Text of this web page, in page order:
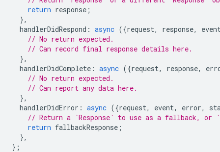
return response ;
},
handlerDidRespond : async ({request, response,
// No return expected.
// Can record final response details here.
},
handlerDidComplete : async ({request, response,
// No return expected.
// Can report any data here.
},
handlerDidError : async ({request, event, error,
// Return a `Response` to use as a fallback, or
return fallbackResponse ;
},
};